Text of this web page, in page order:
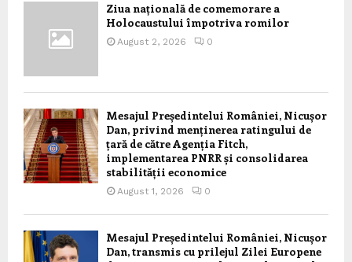
Ziua națională de comemorare a
Holocaustului împotriva romilor
August 2, 2026 0
Mesajul Președintelui României, Nicușor
Dan, privind menținerea ratingului de
țară de către Agenția Fitch,
implementarea PNRR și consolidarea
stabilității economice
August 1, 2026 0
Mesajul Președintelui României, Nicușor
Dan, transmis cu prilejul Zilei Europene